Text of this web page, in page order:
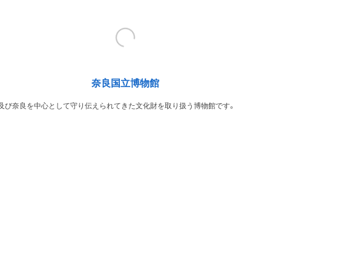
奈良国立博物館
び奈良を中心として守り伝えられてきた文化財を取り扱う博物館です。